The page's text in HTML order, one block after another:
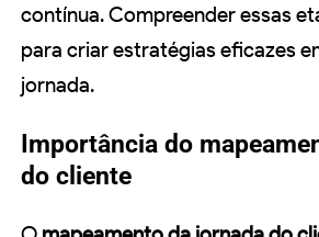
contínua. Compreender essas
para criar estratégias eficazes
jornada.
Importância do
do cliente